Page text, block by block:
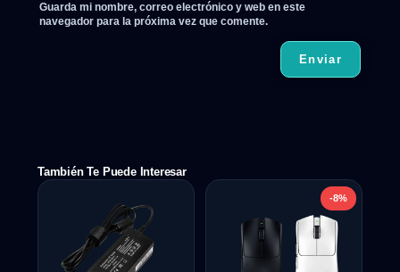
Guarda mi nombre, correo electrónico y web en este
navegador para la próxima vez que comente.
También Te Puede Interesar
-8%